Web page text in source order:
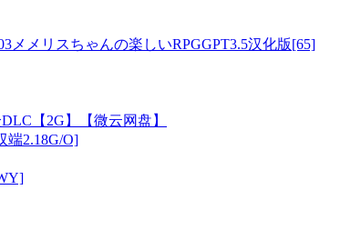
メメリスちゃんの楽しいRPGGPT3.5汉化版[65]
【2G】【微云网盘】
端2.18G/O]